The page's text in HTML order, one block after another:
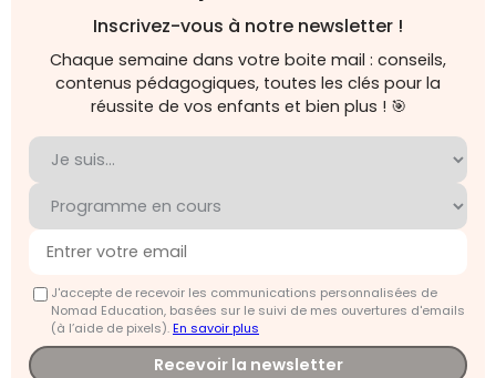
Inscrivez-vous à notre newsletter !
Chaque semaine dans votre boite mail : conseils,
contenus pédagogiques, toutes les clés pour la
réussite de vos enfants et bien plus ! 🎯
J'accepte de recevoir les communications personnalisées de
Nomad Education, basées sur le suivi de mes ouvertures d'emails
(à l’aide de pixels).En savoir plus
Recevoir la newsletter